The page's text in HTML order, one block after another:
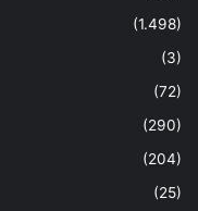
(1.498)
(3)
(72)
(290)
(204)
(25)